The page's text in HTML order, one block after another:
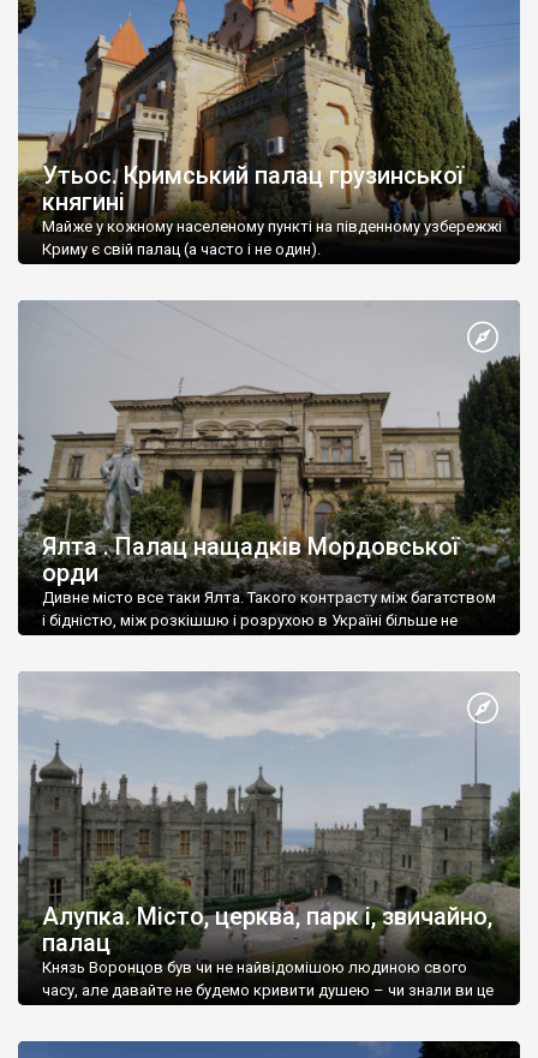
Утьос. Кримський палац грузинської
княгині
Майже у кожному населеному пункті на південному узбережжі
Криму є свій палац (а часто і не один).
Ялта . Палац нащадків Мордовської
орди
Дивне місто все таки Ялта. Такого контрасту між багатством
і бідністю, між розкішшю і розрухою в Україні більше не
Алупка. Місто, церква, парк і, звичайно,
палац
Князь Воронцов був чи не найвідомішою людиною свого
часу, але давайте не будемо кривити душею – чи знали ви це